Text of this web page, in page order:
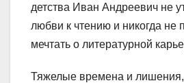
детства Иван Андреевич не
любви к чтению и никогда не
мечтать о литературной
Тяжелые времена и